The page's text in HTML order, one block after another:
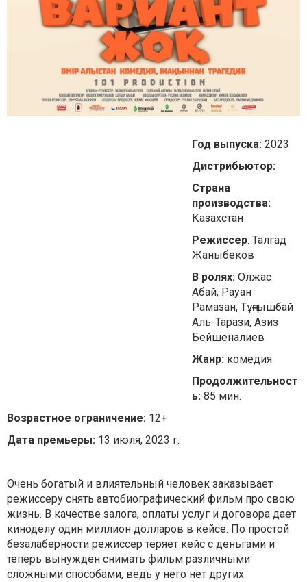
Год выпуска: 2023
Дистрибьютор:
Страна
производства:
Казахстан
Режиссер: Талгад
Жаныбеков
В ролях: Олжас
Абай, Рауан
Рамазан, Тұңғышбай
Аль-Тарази, Азиз
Бейшеналиев
Жанр: комедия
Продолжительност
ь: 85 мин.
Возрастное ограничение: 12+
Дата премьеры: 13 июля, 2023 г.
Очень богатый и влиятельный человек заказывает
режиссеру снять автобиографический фильм про свою
жизнь. В качестве залога, оплаты услуг и договора дает
киноделу один миллион долларов в кейсе. По простой
безалаберности режиссер теряет кейс с деньгами и
теперь вынужден снимать фильм различными
сложными способами, ведь у него нет других